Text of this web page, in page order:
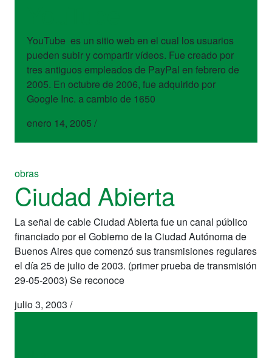
YouTube es un sitio web en el cual los usuarios
pueden subir y compartir vídeos. Fue creado por
tres antiguos empleados de PayPal en febrero de
2005. En octubre de 2006, fue adquirido por
Google Inc. a cambio de 1650
enero 14, 2005 /
obras
Ciudad Abierta
La señal de cable Ciudad Abierta fue un canal público
financiado por el Gobierno de la Ciudad Autónoma de
Buenos Aires que comenzó sus transmisiones regulares
el día 25 de julio de 2003. (primer prueba de transmisión
29-05-2003) Se reconoce
julio 3, 2003 /